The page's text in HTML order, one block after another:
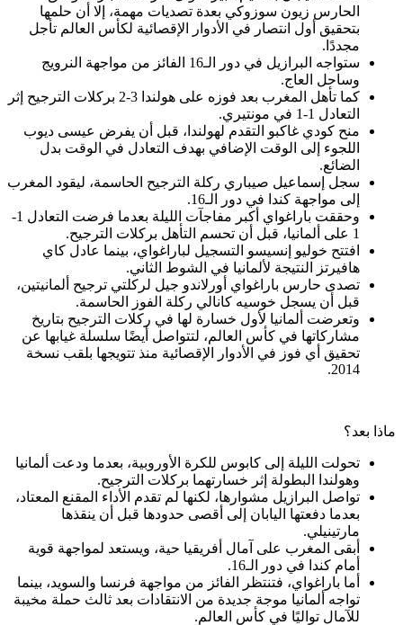
الحارس زيون سوزوكي بعدة تصديات مهمة، إلا أن حلمها
بتحقيق أول انتصار في الأدوار الإقصائية لكأس العالم تأجل
مجددًا.
ستواجه البرازيل في دور الـ16 الفائز من مواجهة النرويج
وساحل العاج.
كما تأهل المغرب بعد فوزه على هولندا 3-2 بركلات الترجيح إثر
التعادل 1-1 في مونتيري.
منح كودي غاكبو التقدم لهولندا، قبل أن يفرض عيسى ديوب
اللجوء إلى الوقت الإضافي بهدف التعادل في الوقت بدل
الضائع.
سجل إسماعيل صيباري ركلة الترجيح الحاسمة، ليقود المغرب
إلى مواجهة كندا في دور الـ16.
وحققت باراغواي أكبر مفاجآت الليلة بعدما فرضت التعادل 1-
1 على ألمانيا، قبل أن تحسم التأهل بركلات الترجيح.
افتتح خوليو إنسيسو التسجيل لباراغواي، بينما عادل كاي
هافيرتز النتيجة لألمانيا في الشوط الثاني.
تصدى حارس باراغواي أورلاندو جيل لركلتي ترجيح ألمانيتين،
قبل أن يسجل خوسيه كانالي ركلة الفوز الحاسمة.
وتعرضت ألمانيا لأول خسارة لها في ركلات الترجيح بتاريخ
مشاركاتها في كأس العالم، لتتواصل أيضًا سلسلة غيابها عن
تحقيق أي فوز في الأدوار الإقصائية منذ تتويجها بلقب نسخة
2014.
ماذا بعد؟
تحولت الليلة إلى كابوس للكرة الأوروبية، بعدما ودعت ألمانيا
وهولندا البطولة إثر خسارتهما بركلات الترجيح.
تواصل البرازيل مشوارها، لكنها لم تقدم الأداء المقنع المعتاد،
بعدما دفعتها اليابان إلى أقصى حدودها قبل أن ينقذها
مارتينيلي.
أبقى المغرب على آمال أفريقيا حية، ويستعد لمواجهة قوية
أمام كندا في دور الـ16.
أما باراغواي، فتنتظر الفائز من مواجهة فرنسا والسويد، بينما
تواجه ألمانيا موجة جديدة من الانتقادات بعد ثالث حملة مخيبة
للآمال تواليًا في كأس العالم.